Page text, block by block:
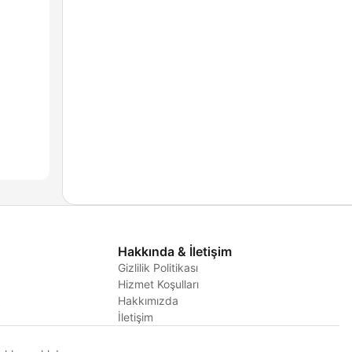
Hakkında & İletişim
Gizlilik Politikası
Hizmet Koşulları
Hakkımızda
İletişim